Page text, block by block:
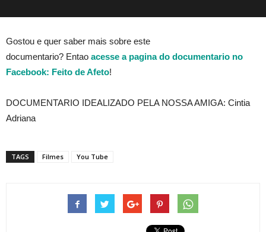
Gostou e quer saber mais sobre este
documentario? Entao acesse a pagina do documentario no
Facebook: Feito de Afeto!
DOCUMENTARIO IDEALIZADO PELA NOSSA AMIGA: Cintia
Adriana
TAGS Filmes You Tube